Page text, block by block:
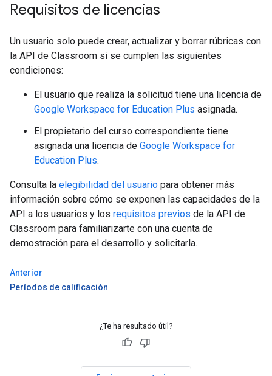
Requisitos de licencias
Un usuario solo puede crear, actualizar y borrar rúbricas con
la API de Classroom si se cumplen las siguientes
condiciones:
El usuario que realiza la solicitud tiene una licencia de
Google Workspace for Education Plus asignada.
El propietario del curso correspondiente tiene
asignada una licencia de Google Workspace for
Education Plus.
Consulta la elegibilidad del usuario para obtener más
información sobre cómo se exponen las capacidades de la
API a los usuarios y los requisitos previos de la API de
Classroom para familiarizarte con una cuenta de
demostración para el desarrollo y solicitarla.
Anterior
Períodos de calificación
¿Te ha resultado útil?